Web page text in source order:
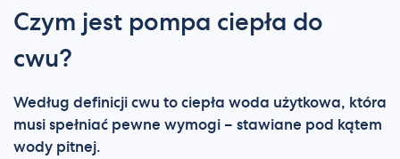
Czym jest pompa ciepła do
cwu?
Według definicji cwu to ciepła woda użytkowa, która
musi spełniać pewne wymogi – stawiane pod kątem
wody pitnej.